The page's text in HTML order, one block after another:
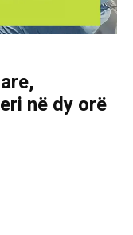
në dy orë